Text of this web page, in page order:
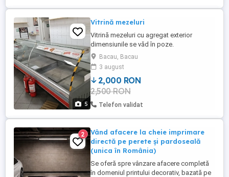
5
Vitrină mezeluri
Vitrină mezeluri cu agregat exterior
dimensiunile se văd în poze.
Bacau, Bacau
3 august
2,000 RON
2,500 RON
Telefon validat
2
Vând afacere la cheie imprimare
directă pe perete și pardoseală
(unica în România)
Se oferă spre vânzare afacere completă
în domeniul printului decorativ, bazată pe